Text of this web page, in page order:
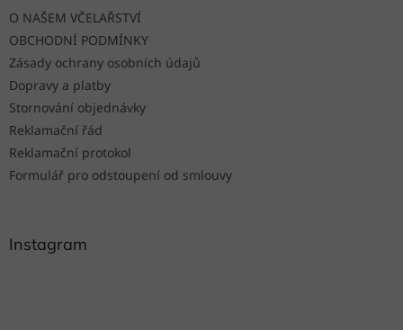
O NAŠEM VČELAŘSTVÍ
OBCHODNÍ PODMÍNKY
Zásady ochrany osobních údajů
Dopravy a platby
Stornování objednávky
Reklamační řád
Reklamační protokol
Formulář pro odstoupení od smlouvy
Instagram